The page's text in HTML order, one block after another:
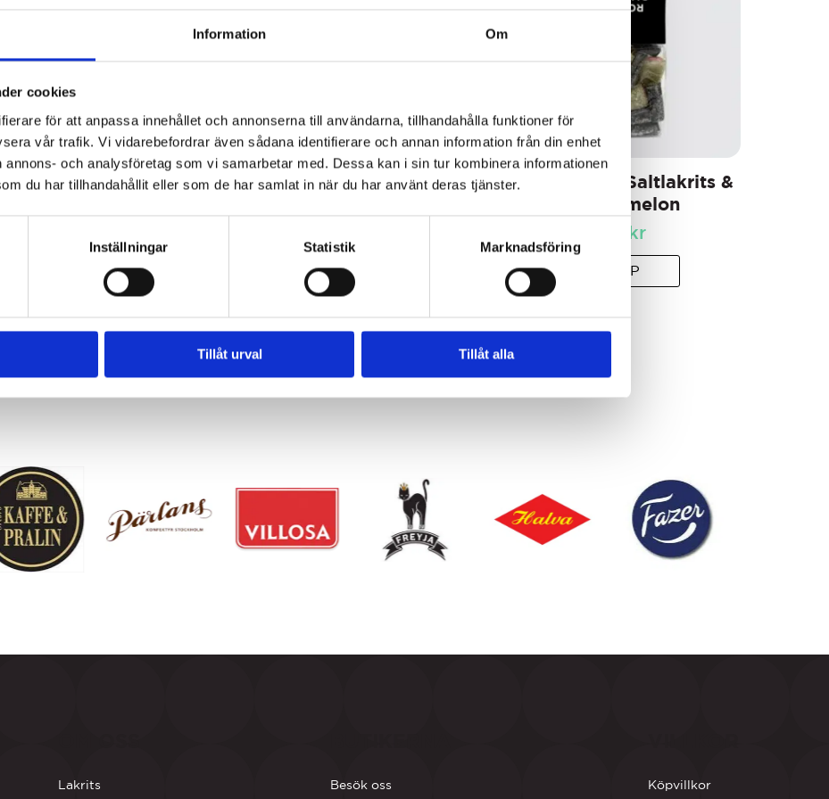
Information Om
cookies
för att anpassa innehållet och annonserna till användarna, tillhandahålla funktioner för
vår trafik. Vi vidarebefordrar även sådana identifierare och annan information från din enhet
annons- och analysföretag som vi samarbetar med. Dessa kan i sin tur kombinera informationen
du har tillhandahållit eller som de har samlat in när du har använt deras tjänster.
Inställningar Statistik Marknadsföring
Tillåt urval Tillåt alla
Lakritsroten Påsk
KÖP
Lakritsroten Salta Twins
69kr
KÖP
Lakritsroten Saltlakrits &
Vattenmelon
kr
KÖP
POPULÄRA VARUMÄRKEN
Lakrits Besök oss Köpvillkor